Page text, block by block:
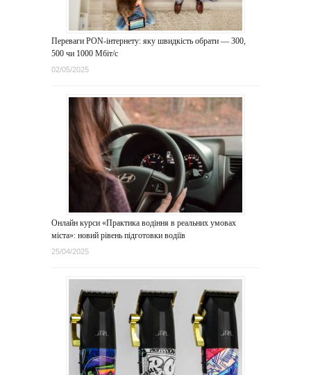
Переваги PON-інтернету: яку швидкість обрати — 300,
500 чи 1000 Мбіт/с
02/05/2025
Онлайн курси «Практика водіння в реальних умовах
міста»: новий рівень підготовки водіїв
25/04/2025